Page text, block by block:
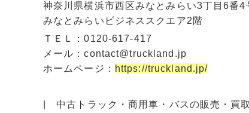
神奈川県横浜市西区みなとみらい3丁目6番4
みなとみらいビジネススクエア2階
ＴＥＬ：0120-617-417
メール：contact@truckland.jp
ホームページ： https://truckland.jp/
| 中古トラック・商用車・バスの販売・買